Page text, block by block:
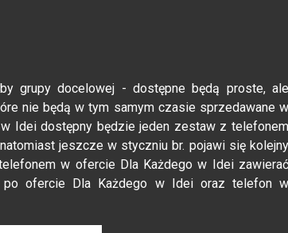
grupy docelowej - dostępne będą proste, ale
nie będą w tym samym czasie sprzedawane w
Idei dostępny będzie jeden zestaw z telefonem
jeszcze w styczniu br. pojawi się kolejny
w ofercie Dla Każdego w Idei zawierać
ofercie Dla Każdego w Idei oraz telefon w